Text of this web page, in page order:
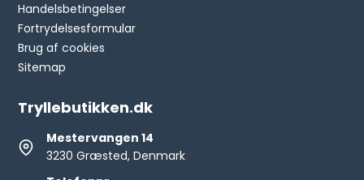
Handelsbetingelser
Fortrydelsesformular
Brug af cookies
Sitemap
Tryllebutikken.dk
Mestervangen 14
3230 Græsted, Denmark